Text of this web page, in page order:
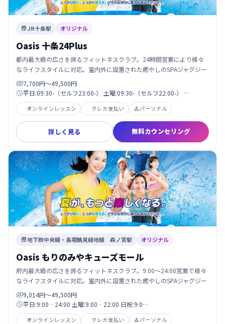
 JR十条駅 オリジナル
Oasis 十条24Plus
都内最大級の広さを誇るフィットネスクラブ。24時間営業により様々
なライフスタイルに対応。室内外に設置された癒やしのSPAジャグジー
7,700円〜49,500円
平日:09:30-（セルフ23:00-） 土曜:09:30-（セルフ22:00-） …
オンラインレッスン クレカ支払い パーソナル
詳しく見る 無料カウンセリング
地下鉄中央線・長堀鶴見緑地線 森ノ宮駅 オリジナル
Oasis もりのみやキューズモール
府内最大級の広さを誇るフィットネスクラブ。9:00〜24:00営業で様々
なライフスタイルに対応。室内外に設置された癒やしのSPAジャグジー
9,014円〜49,500円
平日:9:00‐24:00 土曜:9:00‐22:00 日祝:9:0…
オンラインレッスン クレカ支払い パーソナル